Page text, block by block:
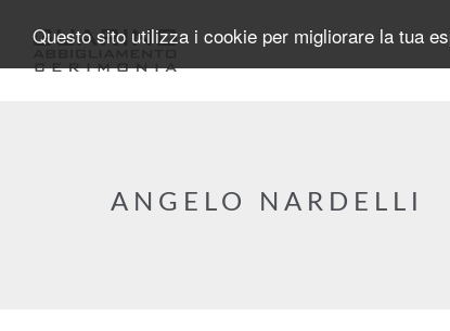
Questo sito utilizza i cookie per migliorare la tua
ANGELO NARDELLI